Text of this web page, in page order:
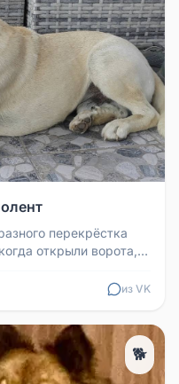
перекрёстка
открыли ворота,
из VK
🐕